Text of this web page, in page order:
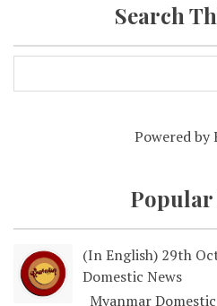
Search
Powered by
Popular
(In English) 29th
Domestic News
Myanmar